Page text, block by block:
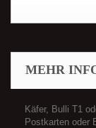
MEHR
Käfer, Bulli T1
Postkarten oder